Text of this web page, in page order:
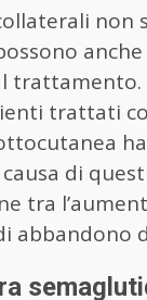
non
trattati
di
tra
abbandono